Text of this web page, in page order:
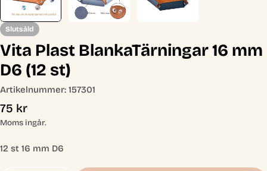
Slutsåld
Vita Plast BlankaTärningar 16 mm
D6 (12 st)
Artikelnummer: 157301
Ordinarie
pris
75 kr
Moms ingår.
12 st 16 mm D6